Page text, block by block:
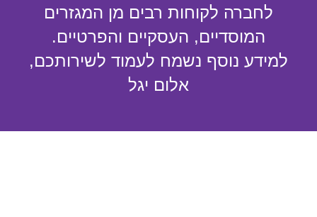
לחברה לקוחות רבים מן המגזרים
המוסדיים, העסקיים והפרטיים.
למידע נוסף נשמח לעמוד לשירותכם,
אלום יגל